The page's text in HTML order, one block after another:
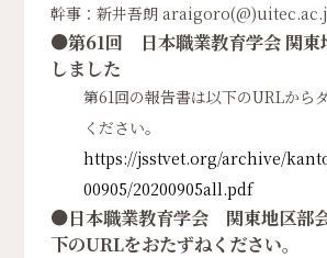
幹事：新井吾朗
●第61回 日本職業教育学会 関東
しました
第61回の報告書は以下のURLから
ください。
https://jsstvet.org/archive/
00905/20200905all.pdf
●日本職業教育学会 関東地区部
下のURLをおたずねください。